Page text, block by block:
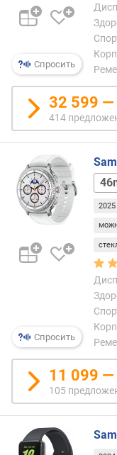
у
п
д
л
о
ж
е
н
и
й
д
а
г
ь
)
P
P
I
Спросить
32 599 —
414
Спросить
LTE
2025
11 099 —
105